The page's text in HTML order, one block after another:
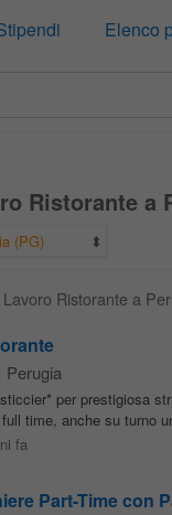
Elenco
Ristorante a
(PG)
Ristorante a
Perugia
per prestigiosa
time, anche su turno
fa
Part-Time con